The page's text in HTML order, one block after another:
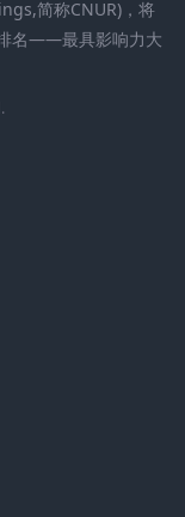
简称CNUR)，将
排名——最具影响力大
.